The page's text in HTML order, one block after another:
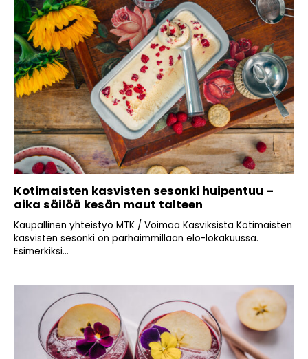
Kotimaisten kasvisten sesonki huipentuu –
aika säilöä kesän maut talteen
Kaupallinen yhteistyö MTK / Voimaa Kasviksista Kotimaisten
kasvisten sesonki on parhaimmillaan elo-lokakuussa.
Esimerkiksi...